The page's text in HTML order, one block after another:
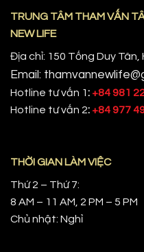
TRUNG TÂM THAM VẤN
NEW LIFE
Địa chỉ: 150 Tống Duy Tân,
Email:
Hotline tư vấn 1: +84 981
Hotline tư vấn 2: +84 977
THỜI GIAN LÀM VIỆC
Thứ 2 – Thứ 7:
8 AM – 11 AM, 2 PM – 5 PM
Chủ nhật: Nghỉ